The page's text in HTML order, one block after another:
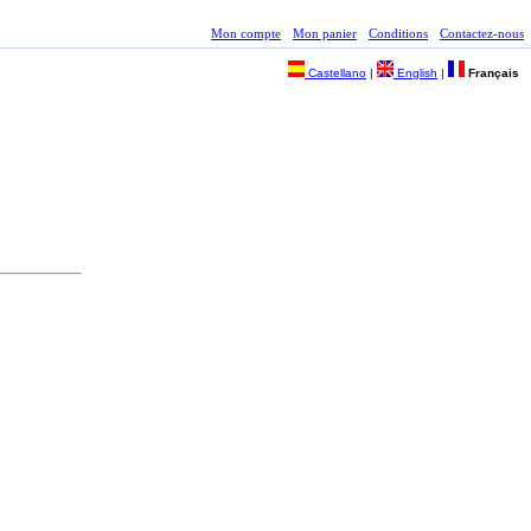
Mon compte Mon panier Conditions Contactez-nous
Castellano | English | Français